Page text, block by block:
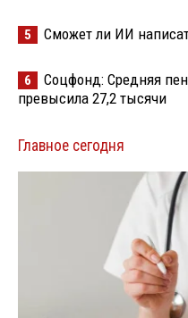
5 Сможет ли ИИ
6
Соцфонд: Средняя
превысила 27,2 тысячи
Главное сегодня